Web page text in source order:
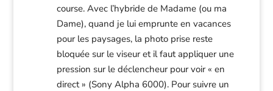
course. Avec l’hybride de Madame (ou ma
Dame), quand je lui emprunte en vacances
pour les paysages, la photo prise reste
bloquée sur le viseur et il faut appliquer une
pression sur le déclencheur pour voir « en
direct » (Sony Alpha 6000). Pour suivre un